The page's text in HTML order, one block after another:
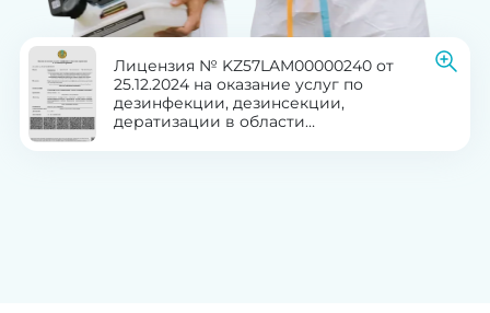
Лицензия № KZ57LAM00000240 от
25.12.2024 на оказание услуг по
дезинфекции, дезинсекции,
дератизации в области